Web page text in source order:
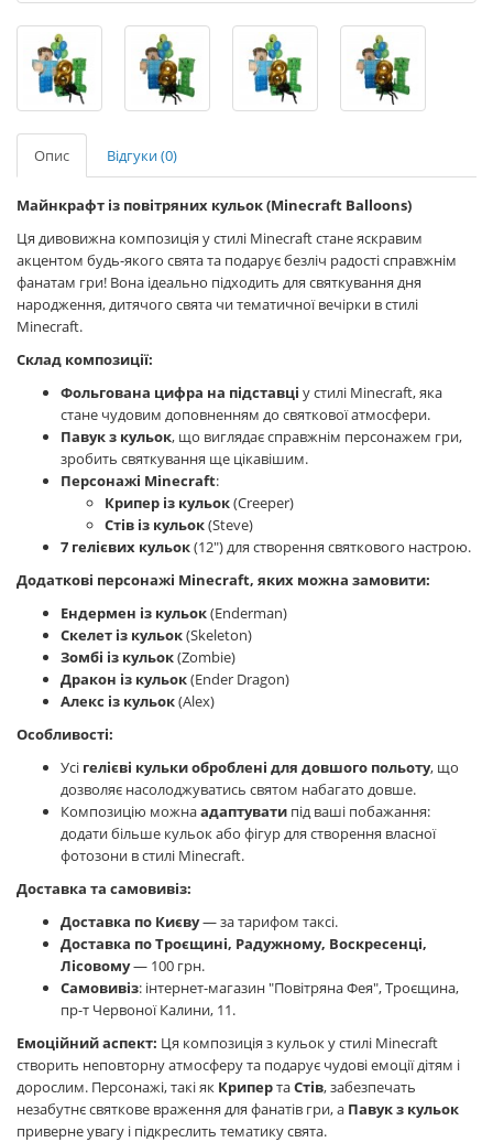
Опис Відгуки (0)
Майнкрафт із повітряних кульок (Minecraft Balloons)
Ця дивовижна композиція у стилі Minecraft стане яскравим
акцентом будь-якого свята та подарує безліч радості справжнім
фанатам гри! Вона ідеально підходить для святкування дня
народження, дитячого свята чи тематичної вечірки в стилі
Minecraft.
Склад композиції:
Фольгована цифра на підставці у стилі Minecraft, яка
стане чудовим доповненням до святкової атмосфери.
Павук з кульок, що виглядає справжнім персонажем гри,
зробить святкування ще цікавішим.
Персонажі Minecraft:
Крипер із кульок(Creeper)
Стів із кульок(Steve)
7 гелієвих кульок(12") для створення святкового настрою.
Додаткові персонажі Minecraft, яких можна замовити:
Ендермен із кульок(Enderman)
Скелет із кульок(Skeleton)
Зомбі із кульок(Zombie)
Дракон із кульок(Ender Dragon)
Алекс із кульок(Alex)
Особливості:
Усі гелієві кульки оброблені для довшого польоту, що
дозволяє насолоджуватись святом набагато довше.
Композицію можнаадаптувати під ваші побажання:
додати більше кульок або фігур для створення власної
фотозони в стилі Minecraft.
Доставка та самовивіз:
Доставка по Києву— за тарифом таксі.
Доставка по Троєщині, Радужному, Воскресенці,
Лісовому— 100 грн.
Самовивіз: інтернет-магазин "Повітряна Фея", Троєщина,
пр-т Червоної Калини, 11.
Емоційний аспект: Ця композиція з кульок у стилі Minecraft
створить неповторну атмосферу та подарує чудові емоції дітям і
дорослим. Персонажі, такі як КрипертаСтів, забезпечать
незабутнє святкове враження для фанатів гри, а Павук з кульок
приверне увагу і підкреслить тематику свята.